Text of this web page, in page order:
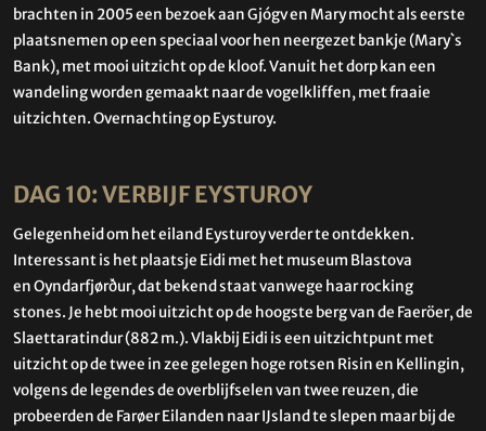
brachten in 2005 een bezoek aan Gjógv en Mary mocht als eerste
plaatsnemen op een speciaal voor hen neergezet bankje (Mary`s
Bank), met mooi uitzicht op de kloof. Vanuit het dorp kan een
wandeling worden gemaakt naar de vogelkliffen, met fraaie
uitzichten. Overnachting op Eysturoy.
DAG 10: VERBIJF EYSTUROY
Gelegenheid om het eiland Eysturoy verder te ontdekken.
Interessant is het plaatsje Eidi met het museum Blastova
enOyndarfjørður, dat bekend staat vanwege haar rocking
stones. Je hebt mooi uitzicht op de hoogste berg van de Faeröer, de
Slaettaratindur (882 m.). Vlakbij Eidi is een uitzichtpunt met
uitzicht op de twee in zee gelegen hoge rotsen Risin en Kellingin,
volgens de legendes de overblijfselen van twee reuzen, die
probeerden de Farøer Eilanden naar IJsland te slepen maar bij de